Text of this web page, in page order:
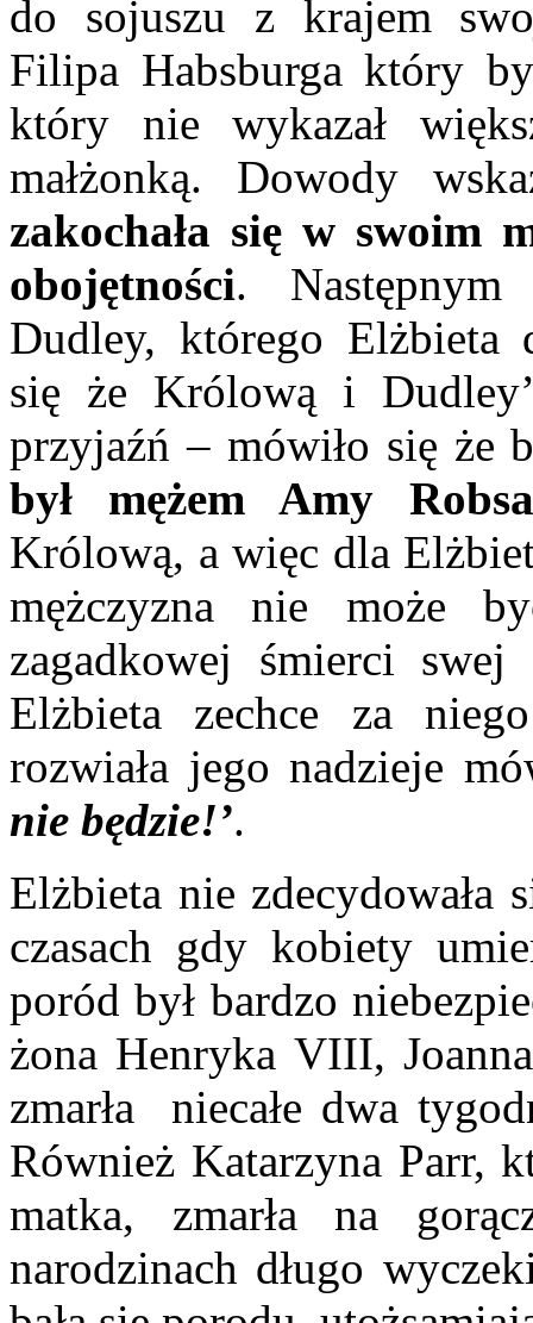
do sojuszu z krajem
Filipa Habsburga który
który nie wykazał
małżonką. Dowody
zakochała się w swoim
obojętności. Następnym
Dudley, którego Elżbieta
się że Królową i
przyjaźń – mówiło się że
był mężem Amy
Królową, a więc dla
mężczyzna nie może
zagadkowej śmierci
Elżbieta zechce za
rozwiała jego nadzieje
nie będzie!’.
Elżbieta nie zdecydowała
czasach gdy kobiety
poród był bardzo
żona Henryka VIII,
zmarła niecałe dwa
Również Katarzyna Parr,
matka, zmarła na
narodzinach długo